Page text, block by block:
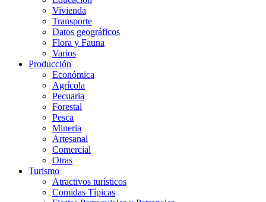
Vivienda
Transporte
Datos geográficos
Flora y Fauna
Varios
Producción
Económica
Agrícola
Pecuaria
Forestal
Pesca
Mineria
Artesanal
Comercial
Otras
Turismo
Atractivos turísticos
Comidas Típicas